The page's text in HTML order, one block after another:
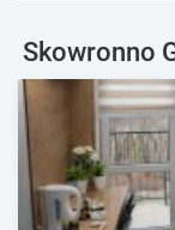
Skowronno